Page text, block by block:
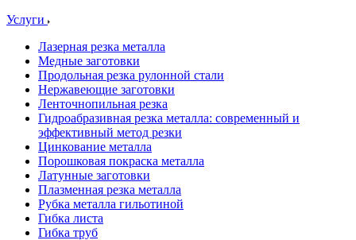
Услуги
Лазерная резка металла
Медные заготовки
Продольная резка рулонной стали
Нержавеющие заготовки
Ленточнопильная резка
Гидроабразивная резка металла: современный и
эффективный метод резки
Цинкование металла
Порошковая покраска металла
Латунные заготовки
Плазменная резка металла
Рубка металла гильотиной
Гибка листа
Гибка труб